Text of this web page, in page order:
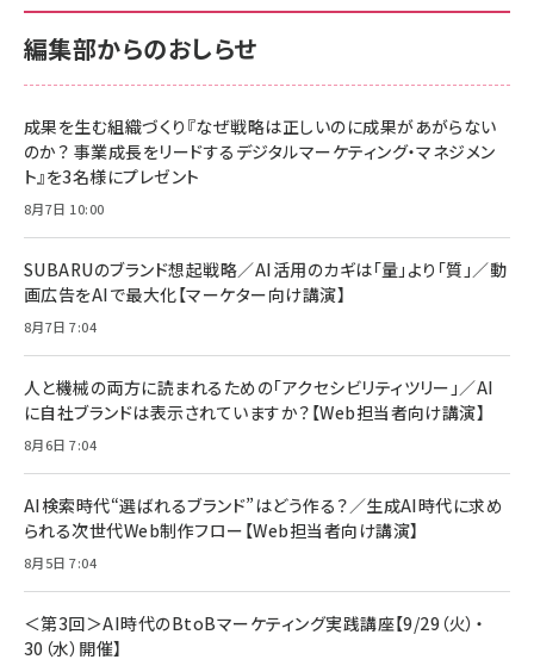
￥880
anan(アンアン)2026/06/24号 No.2500増刊
スペシャルエディション[王道エンタメの矜持／
￥1,100
anan(アンアン)2026/07/08号 No.2502[2026
￥880
ママ投資家が育休中に１億貯めた株式投資
組織の成果を最大化する ルールのデザイン
￥1,980
Amazonランキングをもっと見る
サポート正規品 メーカー保証5年 KLMEA128G
NIMASO ガラスフィルム iPhone 17 用 保護フィ
すい ガイド枠付き いPhone17 (6.3インチ) 対応
2枚セット DSP25F1698
￥1,599
￥6,980
全ワイヤレスイヤホン/アクティブノイズキャンセリ
技術基準適合】ブラック
￥5,990
ケーブル Anker絡まないケーブル 240W 結束バン
ド付き USB PD対応 シリコン素材採用 iPhone
17 / 16 / 15 / Galaxy iPad Pro MacBook
Pro/Air 各種対応 (1.8m ミッドナイトブラック)
￥1,890
サポート正規品 メーカー保証5年 KLMEA128G
Amazon eギフトカード - Amazonロゴ - クラ
￥5,000
Anker PowerLine III Flow USB-C & USB-C
Pro/Air 各種対応 (1.8m ミッドナイトブラック)
￥1,890
サッポロ 生ビール 黒ラベル 350ml 缶 24本 ビー
ル ケース買い【6/30応募〆切! 黒ラベルビヤセラー
￥4,857
編集部からのおしらせ
成果を生む組織づくり『なぜ戦略は正しいのに成果があがらない
のか？ 事業成長をリードするデジタルマーケティング・マネジメン
ト』を3名様にプレゼント
8月7日 10:00
SUBARUのブランド想起戦略／AI活用のカギは「量」より「質」／動
画広告をAIで最大化【マーケター向け講演】
8月7日 7:04
人と機械の両方に読まれるための「アクセシビリティツリー」／AI
に自社ブランドは表示されていますか？【Web担当者向け講演】
8月6日 7:04
AI検索時代“選ばれるブランド”はどう作る？／生成AI時代に求め
られる次世代Web制作フロー【Web担当者向け講演】
8月5日 7:04
＜第3回＞AI時代のBtoBマーケティング実践講座【9/29（火）・
30（水）開催】